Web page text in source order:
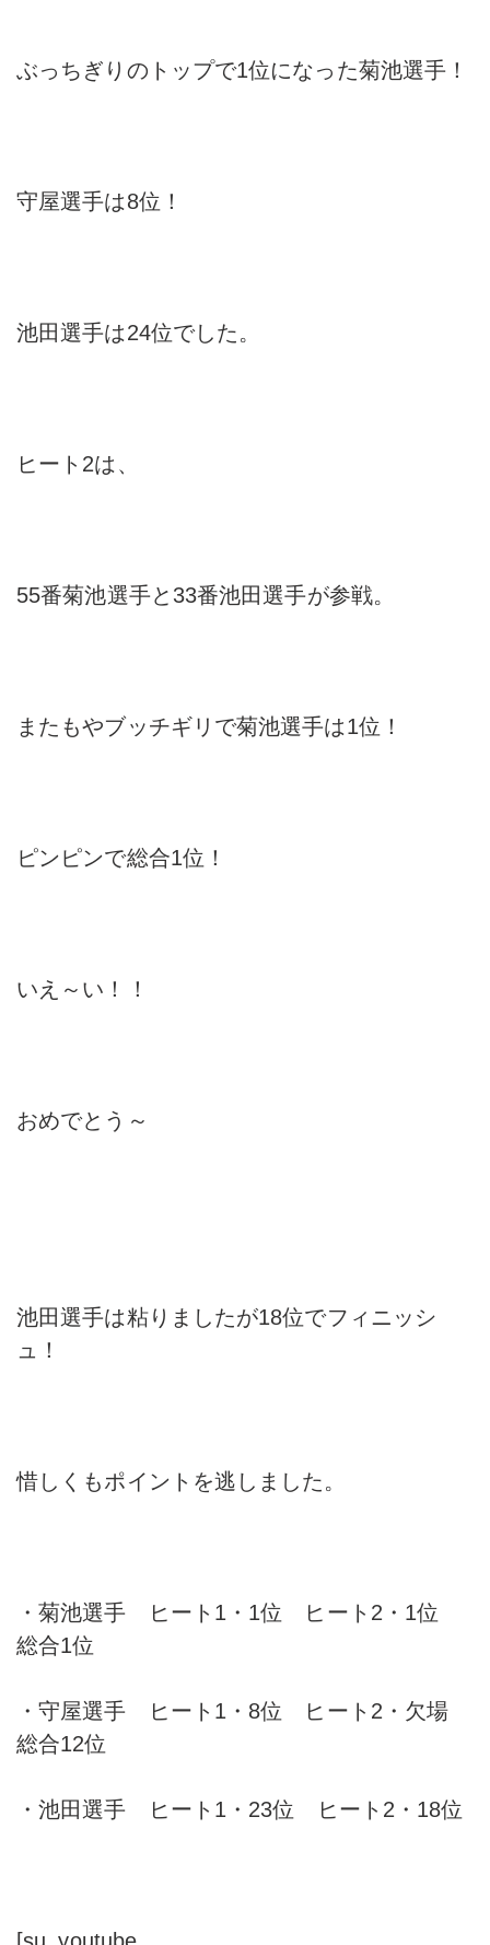
ぶっちぎりのトップで1位になった菊池選手！
守屋選手は8位！
池田選手は24位でした。
ヒート2は、
55番菊池選手と33番池田選手が参戦。
またもやブッチギリで菊池選手は1位！
ピンピンで総合1位！
いえ～い！！
おめでとう～
池田選手は粘りましたが18位でフィニッシ
ュ！
惜しくもポイントを逃しました。
・菊池選手 ヒート1・1位 ヒート2・1位
総合1位
・守屋選手 ヒート1・8位 ヒート2・欠場
総合12位
・池田選手 ヒート1・23位 ヒート2・18位